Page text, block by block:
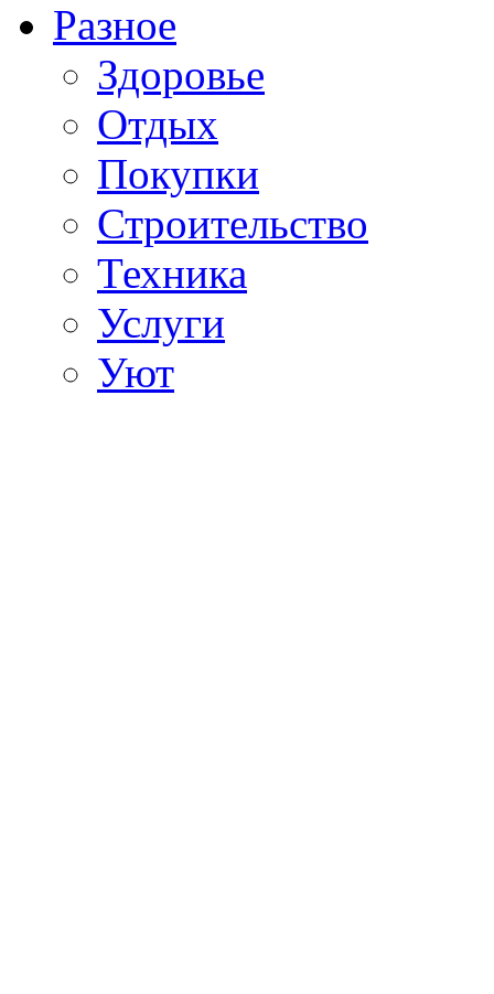
Разное
Здоровье
Отдых
Покупки
Строительство
Техника
Услуги
Уют